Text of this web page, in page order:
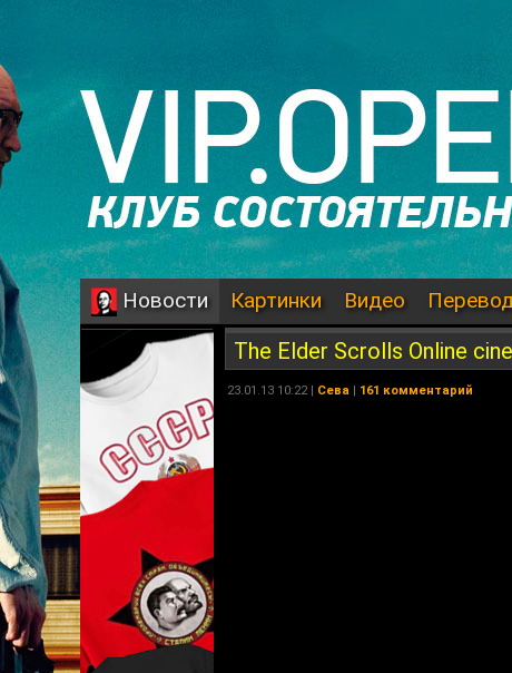
Новости Картинки Видео
The Elder Scrolls Online
23.01.13 10:22 | Сева | 161 комментарий